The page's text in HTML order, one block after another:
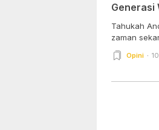
Generasi
Tahukah Anda
zaman
Opini